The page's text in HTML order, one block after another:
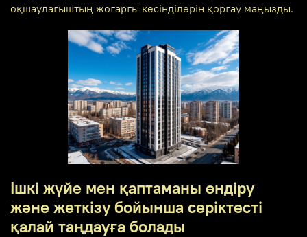
оқшаулағыштың жоғарғы кесінділерін қорғау маңызды.
Ішкі жүйе мен қаптаманы өндіру
және жеткізу бойынша серіктесті
қалай таңдауға болады